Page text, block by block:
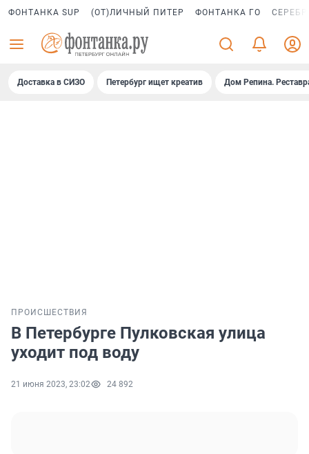
ФОНТАНКА SUP (ОТ)ЛИЧНЫЙ ПИТЕР ФОНТАНКА ГО
Доставка в СИЗО Петербург ищет креатив Дом Репина.
ПРОИСШЕСТВИЯ
В Петербурге Пулковская улица
уходит под воду
21 июня 2023, 23:02 24 892